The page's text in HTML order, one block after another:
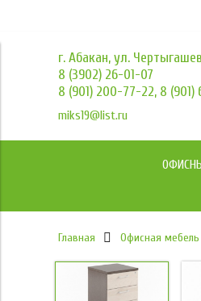
г. Абакан, ул.
8 (3902) 26-01-07
8 (901) 200-77-22, 8
miks19@list.ru
Главная Офисная мебель